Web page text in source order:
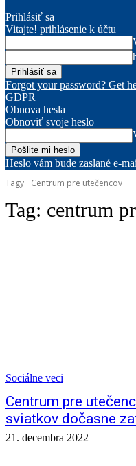
Prihlásiť sa
Vitajte! prihlásenie k účtu
Forgot your password? Get
GDPR
Obnova hesla
Obnoviť svoje heslo
Heslo vám bude zaslané e-
Tagy
Centrum pre utečencov
Tag: centrum
Sociálne veci
Centrum pre
sviatkov dočasne
21. decembra 2022